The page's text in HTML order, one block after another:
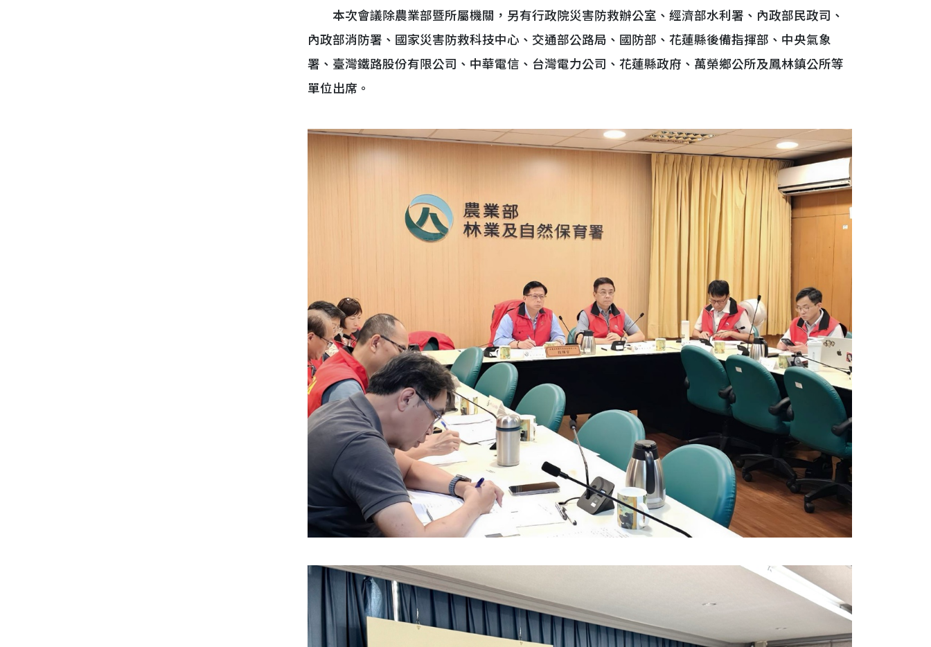
本次會議除農業部暨所屬機關，另有行政院災害防救辦公室、經濟部水利署、內政部民政司、
內政部消防署、國家災害防救科技中心、交通部公路局、國防部、花蓮縣後備指揮部、中央氣象
署、臺灣鐵路股份有限公司、中華電信、台灣電力公司、花蓮縣政府、萬榮鄉公所及鳳林鎮公所等
單位出席。